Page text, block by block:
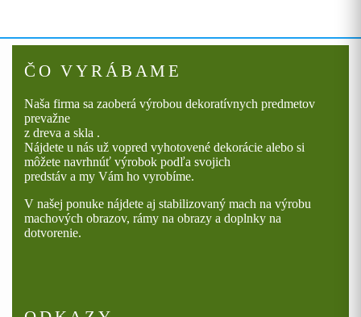
ČO VYRÁBAME
Naša firma sa zaoberá výrobou dekoratívnych predmetov
prevažne
z dreva a skla .
Nájdete u nás už vopred vyhotovené dekorácie alebo si
môžete navrhnúť výrobok podľa svojich
predstáv a my Vám ho vyrobíme.
V našej ponuke nájdete aj stabilizovaný mach na výrobu
machových obrazov, rámy na obrazy a doplnky na
dotvorenie.